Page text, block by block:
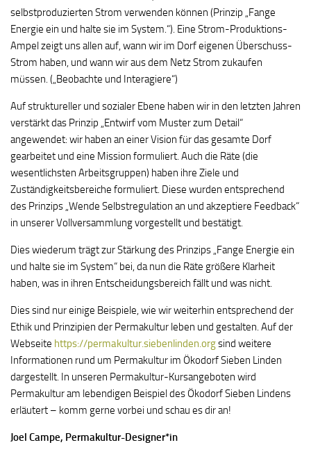
selbstproduzierten Strom verwenden können (Prinzip „Fange
Energie ein und halte sie im System.“). Eine Strom-Produktions-
Ampel zeigt uns allen auf, wann wir im Dorf eigenen Überschuss-
Strom haben, und wann wir aus dem Netz Strom zukaufen
müssen. („Beobachte und Interagiere“)
Auf struktureller und sozialer Ebene haben wir in den letzten Jahren
verstärkt das Prinzip „Entwirf vom Muster zum Detail“
angewendet: wir haben an einer Vision für das gesamte Dorf
gearbeitet und eine Mission formuliert. Auch die Räte (die
wesentlichsten Arbeitsgruppen) haben ihre Ziele und
Zuständigkeitsbereiche formuliert. Diese wurden entsprechend
des Prinzips „Wende Selbstregulation an und akzeptiere Feedback“
in unserer Vollversammlung vorgestellt und bestätigt.
Dies wiederum trägt zur Stärkung des Prinzips „Fange Energie ein
und halte sie im System“ bei, da nun die Räte größere Klarheit
haben, was in ihren Entscheidungsbereich fällt und was nicht.
Dies sind nur einige Beispiele, wie wir weiterhin entsprechend der
Ethik und Prinzipien der Permakultur leben und gestalten. Auf der
Webseite https://permakultur.siebenlinden.orgsind weitere
Informationen rund um Permakultur im Ökodorf Sieben Linden
dargestellt. In unseren Permakultur-Kursangeboten wird
Permakultur am lebendigen Beispiel des Ökodorf Sieben Lindens
erläutert – komm gerne vorbei und schau es dir an!
Joel Campe, Permakultur-Designer*in